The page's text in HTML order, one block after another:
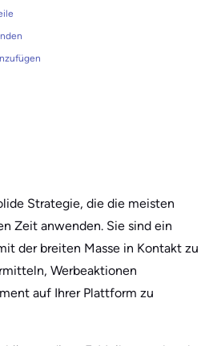
Strategie, die die meisten
Zeit anwenden. Sie sind ein
der breiten Masse in Kontakt zu
Werbeaktionen
auf Ihrer Plattform zu